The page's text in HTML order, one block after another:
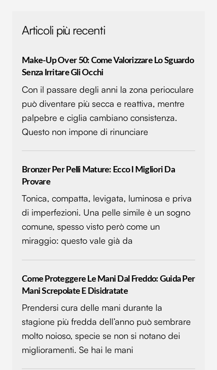
informazioni sul modo in cui utilizzi il nostro sito con i
nostri partner che si occupano di analisi dei dati web,
con altre informazioni che hai fornito loro o che hanno
raccolto dal tuo utilizzo dei loro servizi.
Articoli più recenti
Make-Up Over 50: Come Valorizzare Lo Sguardo
Senza Irritare Gli Occhi
Con il passare degli anni la zona perioculare
può diventare più secca e reattiva, mentre
palpebre e ciglia cambiano consistenza.
Questo non impone di rinunciare
Bronzer Per Pelli Mature: Ecco I Migliori Da
Provare
Tonica, compatta, levigata, luminosa e priva
di imperfezioni. Una pelle simile è un sogno
comune, spesso visto però come un
miraggio: questo vale già da
Come Proteggere Le Mani Dal Freddo: Guida Per
Mani Screpolate E Disidratate
Prendersi cura delle mani durante la
stagione più fredda dell’anno può sembrare
molto noioso, specie se non si notano dei
miglioramenti. Se hai le mani